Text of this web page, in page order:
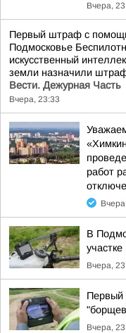
Вчера,
Первый штраф с
Подмосковье
искусственный
земли назначили
Вести. Дежурная Часть
Вчера, 23:33
работ
В
Вчера,
Первый
Вчера,